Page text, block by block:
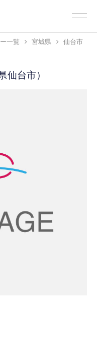
一覧 宮城県
仙台市
仙台市）